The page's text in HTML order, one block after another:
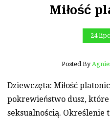
Miłość
24
Posted By
Dziewczęta: Miłość
pokrewieństwo dusz,
seksualnością. Określenie